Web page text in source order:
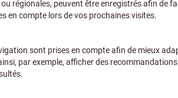
Délai de livraison estimé : 2 à 3
Nous commandons cet
partie de notre assortiment